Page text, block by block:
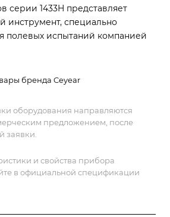
серии 1433H представляет
инструмент, специально
полевых испытаний компанией
бренда Ceyear
оборудования направляются
предложением, после
заявки.
и свойства прибора
в официальной спецификации